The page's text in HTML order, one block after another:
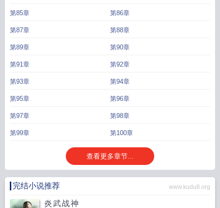
第85章 第86章
第87章 第88章
第89章 第90章
第91章 第92章
第93章 第94章
第95章 第96章
第97章 第98章
第99章 第100章
查看更多章节...
完结小说推荐 www.kudu8.org
炎武战神